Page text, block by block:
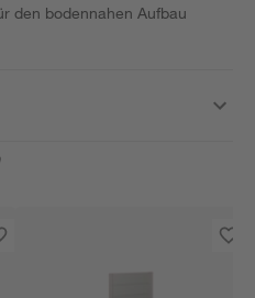
den bodennahen Aufbau